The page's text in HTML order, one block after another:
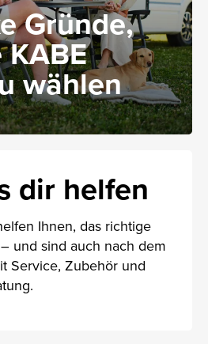
Gründe,
wählen
dir helfen
Ihnen, das richtige
und sind auch nach dem
Service, Zubehör und